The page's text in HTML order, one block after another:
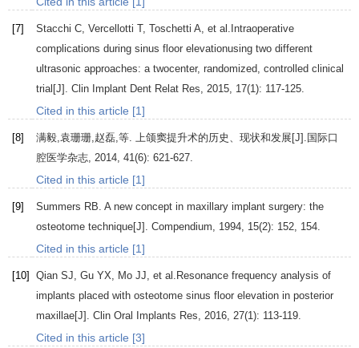
[7] Stacchi C, Vercellotti T, Toschetti A, et al.Intraoperative
complications during sinus floor elevationusing two different
ultrasonic approaches: a twocenter, randomized, controlled clinical
trial[J]. Clin Implant Dent Relat Res, 2015, 17(1): 117-125.
Cited in this article [1]
[8] 满毅,袁珊珊,赵磊,等. 上颌窦提升术的历史、现状和发展[J]. 国际口
腔医学杂志, 2014, 41(6): 621-627.
Cited in this article [1]
[9] Summers RB. A new concept in maxillary implant surgery: the
osteotome technique[J]. Compendium, 1994, 15(2): 152, 154.
Cited in this article [1]
[10] Qian SJ, Gu YX, Mo JJ, et al.Resonance frequency analysis of
implants placed with osteotome sinus floor elevation in posterior
maxillae[J]. Clin Oral Implants Res, 2016, 27(1): 113-119.
Cited in this article [3]